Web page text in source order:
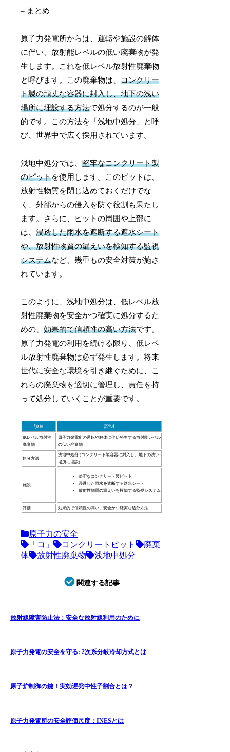
– まとめ
原子力発電所からは、運転や施設の解体
に伴い、放射能レベルの低い廃棄物が発
生します。これを低レベル放射性廃棄物
と呼びます。この廃棄物は、コンクリー
ト製の頑丈な容器に封入し、地下の浅い
場所に埋設する方法で処分するのが一般
的です。この方法を「浅地中処分」と呼
び、世界中で広く採用されています。
浅地中処分では、堅牢なコンクリート製
のピットを使用します。このピットは、
放射性物質を閉じ込めておくだけでな
く、外部からの侵入を防ぐ役割も果たし
ます。さらに、ピットの周囲や上部に
は、浸透した雨水を遮断する遮水シート
や、放射性物質の漏えいを検知する監視
システムなど、幾重もの安全対策が施さ
れています。
このように、浅地中処分は、低レベル放
射性廃棄物を安全かつ確実に処分するた
めの、効果的で信頼性の高い方法です。
原子力発電の利用を続ける限り、低レベ
ル放射性廃棄物は必ず発生します。将来
世代に安全な環境を引き継ぐために、こ
れらの廃棄物を適切に管理し、責任を持
って処分していくことが重要です。
項目 説明
低レベル放射性
廃棄物
原子力発電所の運転や解体に伴い発生する放射能レベル
の低い廃棄物
処分方法
浅地中処分 (コンクリート製容器に封入し、地下の浅い
場所に埋設)
施設
堅牢なコンクリート製ピット
浸透した雨水を遮断する遮水シート
放射性物質の漏えいを検知する監視システム
評価 効果的で信頼性の高い、安全かつ確実な処分方法
原子力の安全
「コ」
コンクリートピット
廃棄
体
放射性廃棄物 浅地中処分
関連する記事
放射線障害防止法：安全な放射線利用のために
原子力発電の安全を守る: 2次系分岐冷却方式とは
原子炉制御の鍵！実効遅発中性子割合とは？
原子力発電所の安全評価尺度：INESとは